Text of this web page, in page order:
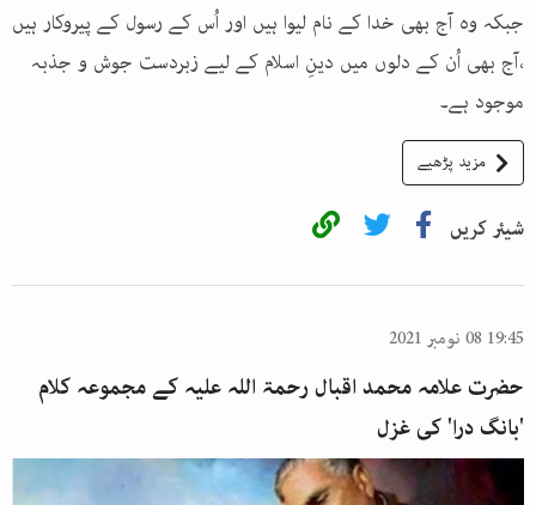
جبکہ وہ آج بھی خدا کے نام لیوا ہیں اور اُس کے رسول کے پیروکار ہیں
،آج بھی اُن کے دلوں میں دینِ اسلام کے لیے زبردست جوش و جذبہ
موجود ہے۔
مزید پڑھیے
شیئر کریں
19:45 08 نومبر 2021
حضرت علامہ محمد اقبال رحمۃ اللہ علیہ کے مجموعہ کلام
'بانگ درا' کی غزل